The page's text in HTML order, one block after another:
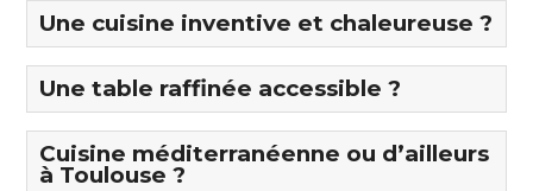
Une cuisine inventive et chaleureuse ?
Une table raffinée accessible ?
Cuisine méditerranéenne ou d’ailleurs
à Toulouse ?